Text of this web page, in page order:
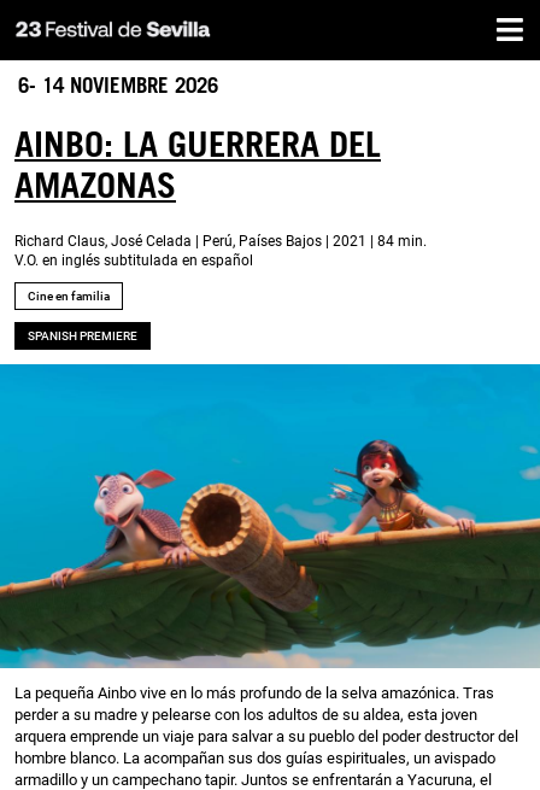
Pasar
al
contenido
6- 14 NOVIEMBRE 2026
Cine en familia
SPANISH PREMIERE
AINBO: LA GUERRERA DEL
AMAZONAS
Richard Claus, José Celada | Perú, Países Bajos | 2021 | 84 min.
V.O. en inglés subtitulada en español
La pequeña Ainbo vive en lo más profundo de la selva amazónica. Tras
perder a su madre y pelearse con los adultos de su aldea, esta joven
arquera emprende un viaje para salvar a su pueblo del poder destructor del
hombre blanco. La acompañan sus dos guías espirituales, un avispado
armadillo y un campechano tapir. Juntos se enfrentarán a Yacuruna, el